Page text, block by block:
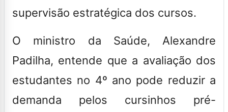
supervisão estratégica dos cursos.
O ministro da Saúde, Alexandre
Padilha, entende que a avaliação dos
estudantes no 4º ano pode reduzir a
demanda pelos cursinhos pré-